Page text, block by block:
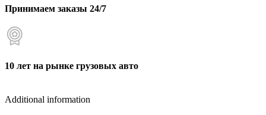
Принимаем заказы 24/7
10 лет на рынке грузовых авто
Additional information